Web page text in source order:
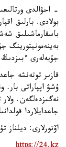
- احۋالدى
بولادى. بارلىق
باسقارماشىلىق
بەينەمونيتورينگ
جۇيەلەرى ءبىزدىڭ
نەگىزدەلگەن.
جاعدايلاردا
اۆتورلارى: ديلناز